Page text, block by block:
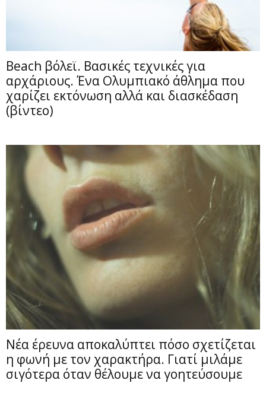
Beach βόλεϊ. Βασικές τεχνικές για
αρχάριους. Ένα Ολυμπιακό άθλημα που
χαρίζει εκτόνωση αλλά και διασκέδαση
(βίντεο)
Νέα έρευνα αποκαλύπτει πόσο σχετίζεται
η φωνή με τον χαρακτήρα. Γιατί μιλάμε
σιγότερα όταν θέλουμε να γοητεύσουμε